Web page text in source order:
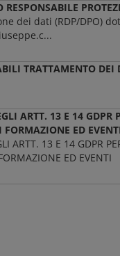
dei dati (RDP/DPO)
TRATTAMENTO DEI
ARTT. 13 E 14 GDPR
ED
ARTT. 13 E 14 GDPR
ED